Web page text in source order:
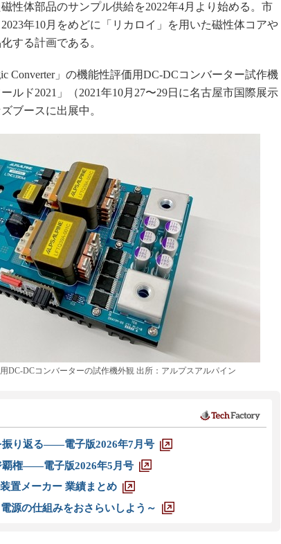
性体部品のサンプル供給を2022年4月より始める。市
年10月をめどに「リカロイ」を用いた磁性体コアや
する計画である。
Converter」の機能性評価用DC-DCコンバーター試作機
ルド2021」（2021年10月27〜29日に名古屋市国際展示
ブースに出展中。
DC-DCコンバーターの試作機外観 出所：アルプスアルパイン
振り返る――電子版2026年7月号
覇権――電子版2026年5月号
置メーカー 業績まとめ
源の仕組みをおさらいしよう～